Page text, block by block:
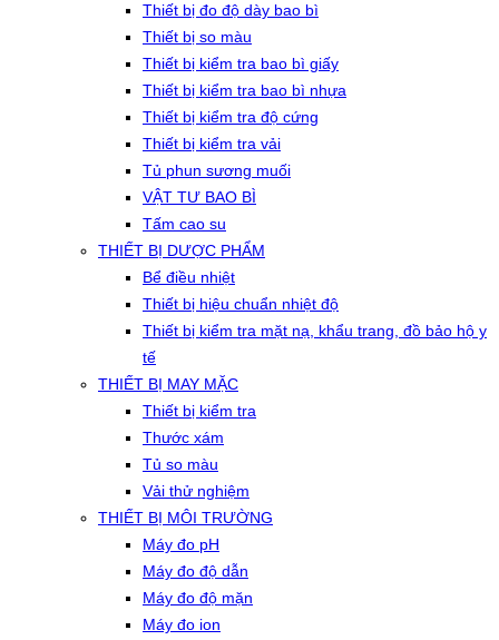
Thiết bị đo độ dày bao bì
Thiết bị so màu
Thiết bị kiểm tra bao bì giấy
Thiết bị kiểm tra bao bì nhựa
Thiết bị kiểm tra độ cứng
Thiết bị kiểm tra vải
Tủ phun sương muối
VẬT TƯ BAO BÌ
Tấm cao su
THIẾT BỊ DƯỢC PHẨM
Bể điều nhiệt
Thiết bị hiệu chuẩn nhiệt độ
Thiết bị kiểm tra mặt nạ, khẩu trang, đồ bảo hộ y
tế
THIẾT BỊ MAY MẶC
Thiết bị kiểm tra
Thước xám
Tủ so màu
Vải thử nghiệm
THIẾT BỊ MÔI TRƯỜNG
Máy đo pH
Máy đo độ dẫn
Máy đo độ mặn
Máy đo ion